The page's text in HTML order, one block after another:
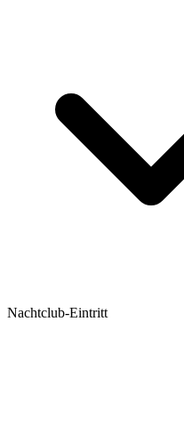
Nachtclub-Eintritt